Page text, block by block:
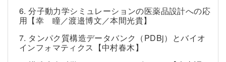
6. 分子動力学シミュレーションの医薬品設計への応
用【幸 瞳／渡邉博文／本間光貴】
7. タンパク質構造データバンク（PDBj）とバイオ
インフォマティクス【中村春木】